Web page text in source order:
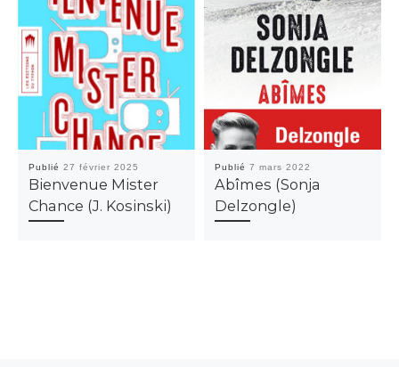
Publié 27 février 2025
Bienvenue Mister
Chance (J. Kosinski)
Publié 7 mars 2022
Abîmes (Sonja
Delzongle)